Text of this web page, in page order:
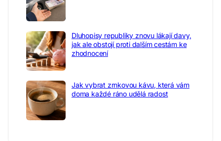
Dluhopisy republiky znovu lákají davy,
jak ale obstojí proti dalším cestám ke
zhodnocení
Jak vybrat zrnkovou kávu, která vám
doma každé ráno udělá radost